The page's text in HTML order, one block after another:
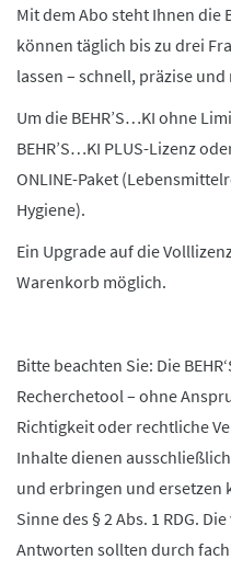
Mit dem Abo steht Ihnen die
können täglich bis zu drei
lassen – schnell, präzise
Um die BEHR’S…KI ohne
BEHR’S…KI PLUS-Lizenz
ONLINE-Paket
Hygiene).
Ein Upgrade auf die
Warenkorb möglich.
Bitte beachten Sie: Die
Recherchetool – ohne
Richtigkeit oder rechtliche
Inhalte dienen
und erbringen und ersetzen
Sinne des § 2 Abs. 1 RDG.
Antworten sollten durch